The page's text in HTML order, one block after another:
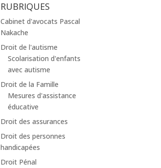
RUBRIQUES
Cabinet d'avocats Pascal
Nakache
Droit de l'autisme
Scolarisation d'enfants
avec autisme
Droit de la Famille
Mesures d'assistance
éducative
Droit des assurances
Droit des personnes
handicapées
Droit Pénal